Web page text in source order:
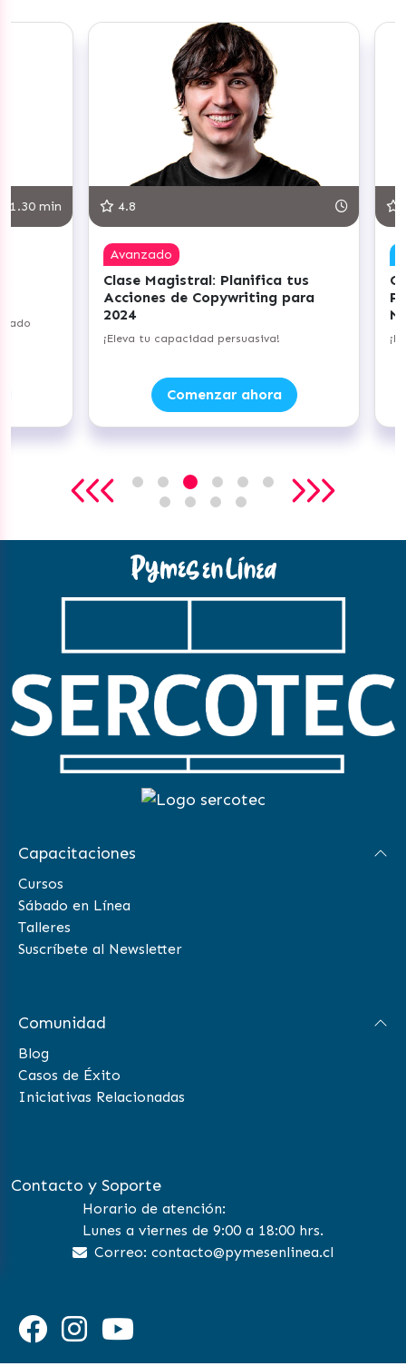
min 4.8
Avanzado
Clase Magistral: Planifica tus
Acciones de Copywriting para
2024
¡Eleva tu capacidad persuasiva!
Comenzar ahora
5.0
Capacitaciones
Cursos
Sábado en Línea
Talleres
Suscríbete al Newsletter
Comunidad
Blog
Casos de Éxito
Iniciativas Relacionadas
Contacto y Soporte
Horario de atención:
Lunes a viernes de 9:00 a 18:00 hrs.
Correo: contacto@pymesenlinea.cl